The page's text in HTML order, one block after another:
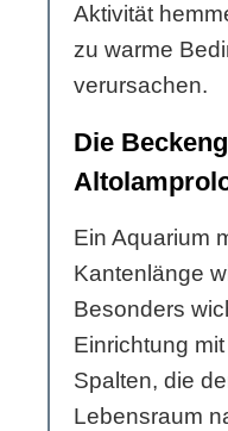
Aktivität
zu warme
verursachen.
Die
Ein Aquarium
Kantenlänge
Besonders
Einrichtung
Spalten, die
Lebensraum